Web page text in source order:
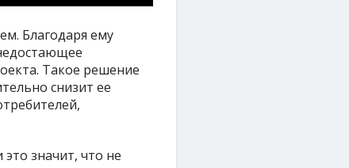
Благодаря ему
Такое решение
снизит ее
значит, что не